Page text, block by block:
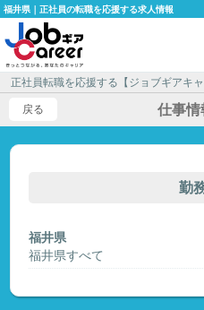
福井県｜正社員の転職を応援する求人情報
正社員転職を応援する【ジョブギアキャ
戻る
仕事
勤
福井県
福井県すべて